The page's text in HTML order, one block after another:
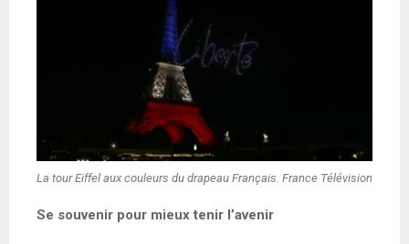
La tour Eiffel aux couleurs du drapeau Français. France Télévision
Se souvenir pour mieux tenir l’avenir